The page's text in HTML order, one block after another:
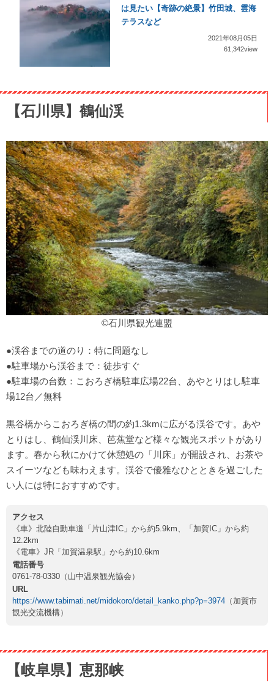
は見たい【奇跡の絶景】竹田城、雲海
テラスなど
2021年08月05日
61,342view
【石川県】鶴仙渓
©石川県観光連盟
●渓谷までの道のり：特に問題なし
●駐車場から渓谷まで：徒歩すぐ
●駐車場の台数：こおろぎ橋駐車広場22台、あやとりはし駐車
場12台／無料
黒谷橋からこおろぎ橋の間の約1.3kmに広がる渓谷です。あや
とりはし、鶴仙渓川床、芭蕉堂など様々な観光スポットがあり
ます。春から秋にかけて休憩処の「川床」が開設され、お茶や
スイーツなども味わえます。渓谷で優雅なひとときを過ごした
い人には特におすすめです。
アクセス
《車》北陸自動車道「片山津IC」から約5.9km、「加賀IC」から約
12.2km
《電車》JR「加賀温泉駅」から約10.6km
電話番号
0761-78-0330（山中温泉観光協会）
URL
https://www.tabimati.net/midokoro/detail_kanko.php?p=3974 （加賀市
観光交流機構）
【岐阜県】恵那峡